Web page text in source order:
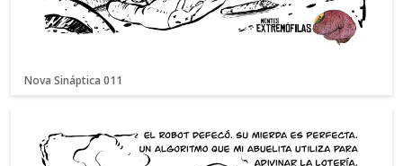
Nova Sináptica 011